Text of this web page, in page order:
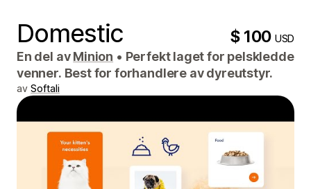
Domestic $ 100USD
En del avMinion • Perfekt laget for pelskledde
venner. Best for forhandlere av dyreutstyr.
av Softali